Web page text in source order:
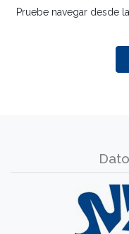
Pruebe navegar desde